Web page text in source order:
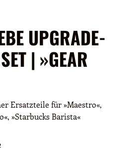
UPGRADE-
| »GEAR
Ersatzteile für »Maestro«,
»Starbucks Barista«